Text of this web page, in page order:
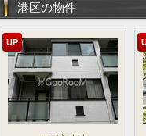
港区の物件
UP